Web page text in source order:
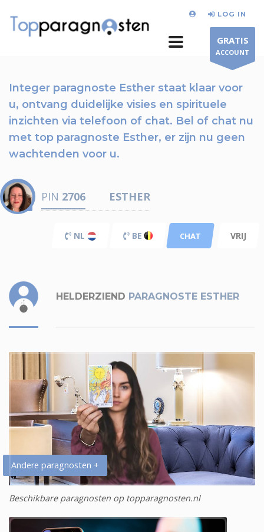
LOG IN
GRATIS
ACCOUNT
Integer paragnoste Esther staat klaar voor
u, ontvang duidelijke visies en spirituele
inzichten via telefoon of chat. Bel of chat nu
met top paragnoste Esther, er zijn nu geen
wachtenden voor u.
PIN 2706 ESTHER
NL BE CHAT VRIJ
HELDERZIEND PARAGNOSTE ESTHER
Andere paragnosten +
Beschikbare paragnosten op topparagnosten.nl